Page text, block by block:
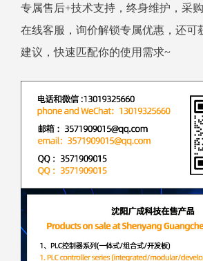
专属售后+技术支持，终身维护，采
在线客服，询价解锁专属优惠，还可
建议，快速匹配你的使用需求~